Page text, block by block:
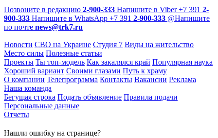
Позвоните в редакцию 2-900-333 Напишите в Viber +7 391 2-
900-333 Напишите в WhatsApp +7 391 2-900-333 @Напишите
по почте news@trk7.ru
Новости СВО на Украине Студия 7 Виды на жительство
Место силы Полезные статьи
Проекты Ты топ-модель Как закалялся край Популярная наука
Хороший вариант Своими глазами Путь к храму
О компании Телепрограмма Контакты Вакансии Реклама
Наша команда
Бегущая строка Подать объявление Правила подачи
Персональные данные
Отчеты
Нашли ошибку на странице?